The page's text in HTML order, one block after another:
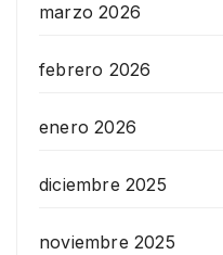
marzo 2026
febrero 2026
enero 2026
diciembre 2025
noviembre 2025